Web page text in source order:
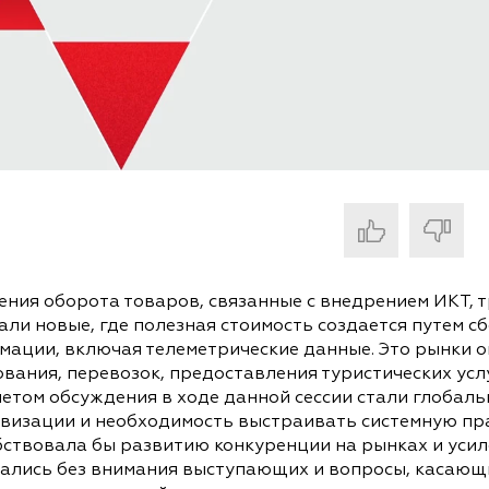
оборота товаров, связанные с внедрением
новые, где полезная стоимость создается путем
включая телеметрические данные. Это рынки
перевозок, предоставления туристических
обсуждения в ходе данной сессии стали
и необходимость выстраивать системную
бы развитию конкуренции на рынках и
без внимания выступающих и вопросы,